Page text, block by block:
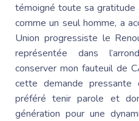
témoigné toute sa gratitude
comme un seul homme, a
Union progressiste le
représentée dans
conserver mon fauteuil de
cette demande pressante
préféré tenir parole et
génération pour une